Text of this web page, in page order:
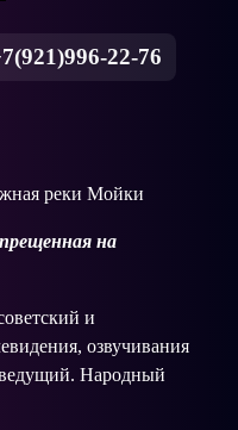
22-76
реки Мойки
на
и
озвучивания
Народный